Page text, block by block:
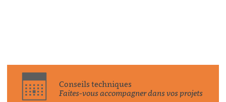
Conseils techniques
Faites-vous accompagner dans vos projets